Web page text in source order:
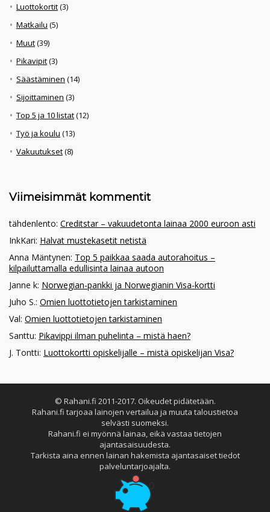
Luottokortit(3)
Matkailu (5)
Muut(39)
Pikavipit(3)
Säästäminen (14)
Sijoittaminen (3)
Top 5 ja 10 listat(12)
Työ ja koulu (13)
Vakuutukset(8)
Viimeisimmät kommentit
tähdenlento: Creditstar – vakuudetonta lainaa 2000 euroon asti
InkKari: Halvat mustekasetit netistä
Anna Mäntynen: Top 5 paikkaa saada autorahoitus –
kilpailuttamalla edullisinta lainaa autoon
Janne k: Norwegian-pankki ja Norwegianin Visa-kortti
Juho S.: Omien luottotietojen tarkistaminen
Val: Omien luottotietojen tarkistaminen
Santtu: Pikavippi ilman puhelinta – mistä haen?
J. Tontti: Luottokortti opiskelijalle – mistä opiskelijan Visa?
© Rahani.fi 2011-2017. Oikeudet pidätetään.
Rahani.fi tarjoaa lainojen vertailua ja muuta taloustietoa
selvästi suomeksi.
Rahani.fi ei myönnä lainaa, eikä vastaa tietojen
ajantasaisuudesta.
Tarkista aina ennen lainan hakemista ajantasaiset tiedot
palveluntarjoajalta.